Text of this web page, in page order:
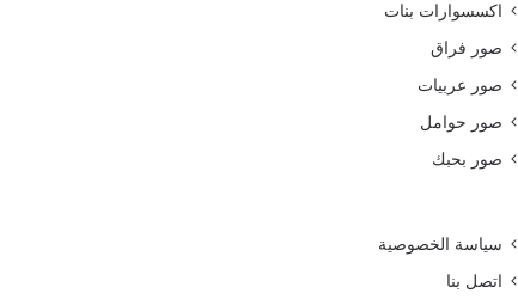
اكسسوارات بنات
صور فراق
صور عربيات
صور حوامل
صور بحبك
سياسة الخصوصية
اتصل بنا